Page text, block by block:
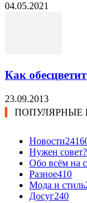
04.05.2021
Как
23.09.2013
ПОПУЛЯРНЫЕ
Новости24
Нужен совет?
Обо всём на
Разное410
Мода и стиль
Досуг240